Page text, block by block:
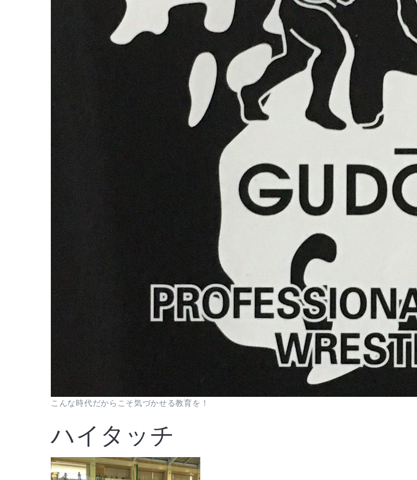
こんな時代だからこそ気づかせる教育を！
ハイタッチ